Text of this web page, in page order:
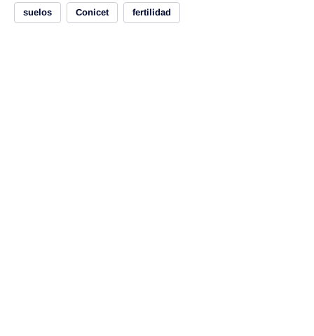
suelos Conicet fertilidad